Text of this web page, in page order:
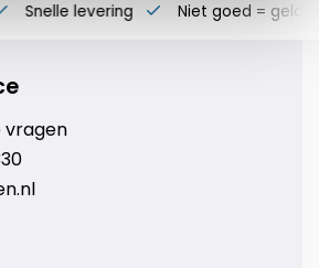
Snelle levering Niet goed = geld
vragen